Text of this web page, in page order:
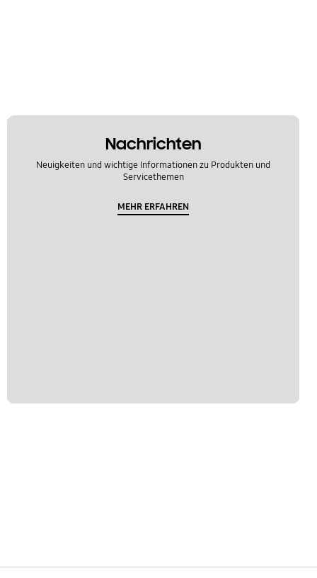
Nachrichten
Neuigkeiten und wichtige Informationen zu Produkten und
Servicethemen
MEHR ERFAHREN